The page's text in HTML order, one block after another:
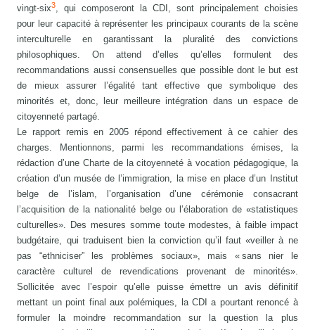
vingt-six3, qui composeront la CDI, sont principalement choisies
pour leur capacité à représenter les principaux courants de la scène
interculturelle en garantissant la pluralité des convictions
philosophiques. On attend d’elles qu’elles formulent des
recommandations aussi consensuelles que possible dont le but est
de mieux assurer l’égalité tant effective que symbolique des
minorités et, donc, leur meilleure intégration dans un espace de
citoyenneté partagé.
Le rapport remis en 2005 répond effectivement à ce cahier des
charges. Mentionnons, parmi les recommandations émises, la
rédaction d’une Charte de la citoyenneté à vocation pédagogique, la
création d’un musée de l’immigration, la mise en place d’un Institut
belge de l’islam, l’organisation d’une cérémonie consacrant
l’acquisition de la nationalité belge ou l’élaboration de «statistiques
culturelles». Des mesures somme toute modestes, à faible impact
budgétaire, qui traduisent bien la conviction qu’il faut «veiller à ne
pas “ethniciser” les problèmes sociaux», mais « sans nier le
caractère culturel de revendications provenant de minorités».
Sollicitée avec l’espoir qu’elle puisse émettre un avis définitif
mettant un point final aux polémiques, la CDI a pourtant renoncé à
formuler la moindre recommandation sur la question la plus